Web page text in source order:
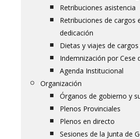
Retribuciones asistencia
Retribuciones de cargos
dedicación
Dietas y viajes de
Indemnización por Cese
Agenda Institucional
Organización
Órganos de gobierno y
Plenos Provinciales
Plenos en directo
Sesiones de la Junta de